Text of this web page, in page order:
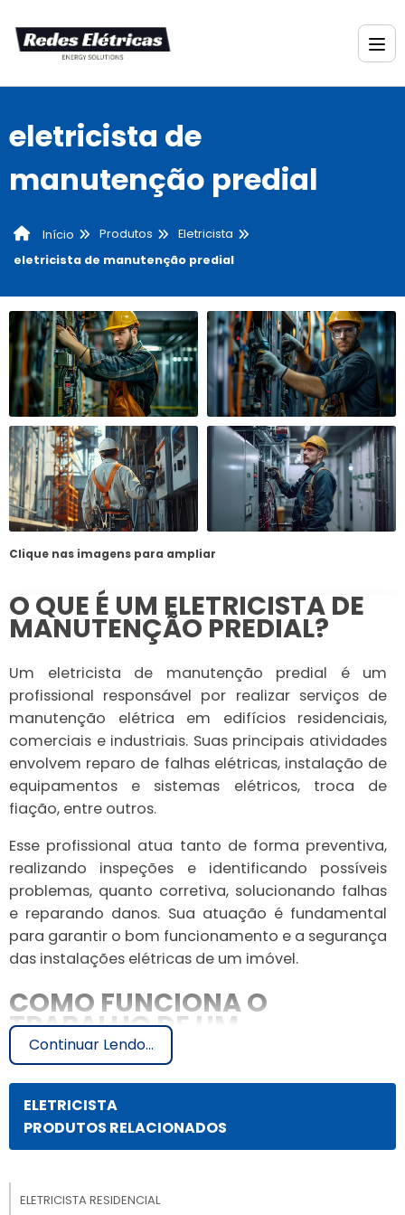
eletricista de
manutenção predial
Início Produtos
Eletricista
eletricista de manutenção predial
Clique nas imagens para ampliar
O QUE É UM ELETRICISTA DE
MANUTENÇÃO PREDIAL?
Um eletricista de manutenção predial é um
profissional responsável por realizar serviços de
manutenção elétrica em edifícios residenciais,
comerciais e industriais. Suas principais atividades
envolvem reparo de falhas elétricas, instalação de
equipamentos e sistemas elétricos, troca de
fiação, entre outros.
Esse profissional atua tanto de forma preventiva,
realizando inspeções e identificando possíveis
problemas, quanto corretiva, solucionando falhas
e reparando danos. Sua atuação é fundamental
para garantir o bom funcionamento e a segurança
das instalações elétricas de um imóvel.
COMO FUNCIONA O
TRABALHO DE UM
ELETRICISTA DE
MANUTENÇÃO PREDIAL?
O trabalho de um eletricista de manutenção
predial envolve diferentes etapas, desde o
solução. A seguir, vamos descrever cada uma
dessas etapas:
Continuar Lendo...
ELETRICISTA
PRODUTOS RELACIONADOS
ELETRICISTA RESIDENCIAL